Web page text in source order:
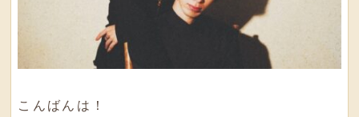
こんばんは！